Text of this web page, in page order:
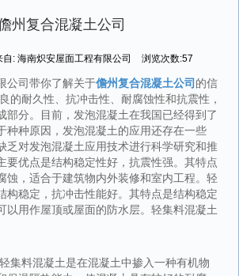
州复合混凝土公司
: 海南炽安屋面工程有限公司 浏览次数:57
公司带你了解关于儋州复合混凝土公司的信
的耐久性、抗冲击性、耐腐蚀性和抗震性，
部分。目前，发泡混凝土在我国已经得到了
种种原因，发泡混凝土的应用还存在一些
乏对发泡混凝土应用技术进行科学研究和推
要优点是结构稳定性好，抗震性强。其特点
蚀，适合于建筑物内外装修和室内工程。轻
构稳定，抗冲击性能好。其特点是结构稳定
以用作屋顶或屋面的防水层。轻集料混凝土
集料混凝土是在混凝土中掺入一种有机物